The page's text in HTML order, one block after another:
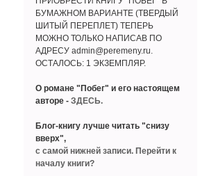
БУМАЖНОМ ВАРИАНТЕ (ТВЕРДЫЙ
ШИТЫЙ ПЕРЕПЛЕТ) ТЕПЕРЬ
МОЖНО ТОЛЬКО НАПИСАВ ПО
АДРЕСУ admin@peremeny.ru.
ОСТАЛОСЬ: 1 ЭКЗЕМПЛЯР.
О романе "Побег" и его настоящем
авторе - ЗДЕСЬ.
Блог-книгу лучше читать "снизу
вверх",
с самой нижней записи. Перейти к
началу книги?